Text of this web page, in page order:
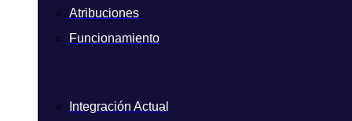
Atribuciones
Funcionamiento
Integración Actual